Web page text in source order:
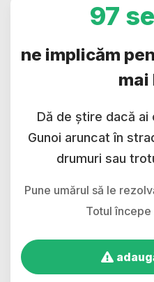
97
ne implicăm
mai
Dă de știre dacă
Gunoi aruncat în
drumuri sau
Pune umărul să le
Totul începe